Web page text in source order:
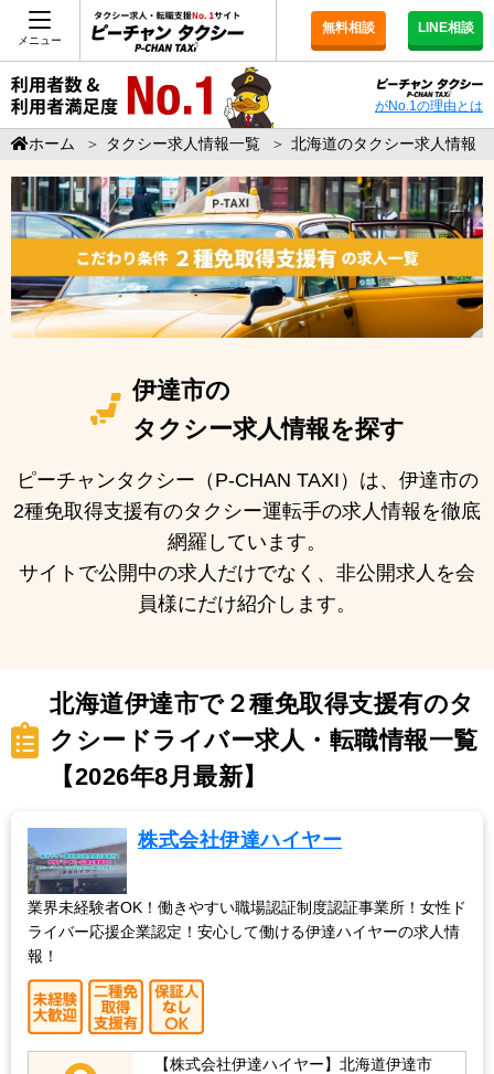
メニュー
無料相談 LINE相談
がNo.1の理由とは
ホーム ＞ タクシー求人情報一覧 ＞ 北海道のタクシー求人情報
伊達市の
タクシー求人情報を探す
ピーチャンタクシー（P-CHAN TAXI）は、伊達市の
2種免取得支援有のタクシー運転手の求人情報を徹底
網羅しています。
サイトで公開中の求人だけでなく、非公開求人を会
員様にだけ紹介します。
北海道伊達市で２種免取得支援有のタ
クシードライバー求人・転職情報一覧
【2026年8月最新】
株式会社伊達ハイヤー
業界未経験者OK！働きやすい職場認証制度認証事業所！女性ド
ライバー応援企業認定！安心して働ける伊達ハイヤーの求人情
報！
【株式会社伊達ハイヤー】北海道伊達市